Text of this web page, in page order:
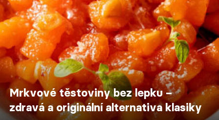
Mrkvové těstoviny bez lepku –
zdravá a originální alternativa klasiky